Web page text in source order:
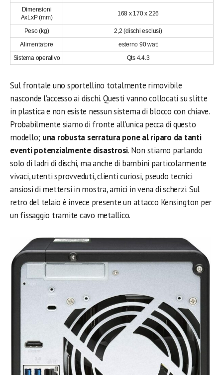
Dimensioni
AxLxP (mm)
168 x 170 x 226
Peso (kg)
2,2 (dischi esclusi)
Alimentatore
esterno 90 watt
Sistema operativo
Qts 4.4.3
Sul frontale uno sportellino totalmente rimovibile
nasconde l’accesso ai dischi. Questi vanno collocati su slitte
in plastica e non esiste nessun sistema di blocco con chiave.
Probabilmente siamo di fronte all’unica pecca di questo
modello; una robusta serratura pone al riparo da tanti
eventi potenzialmente disastrosi. Non stiamo parlando
solo di ladri di dischi, ma anche di bambini particolarmente
vivaci, utenti sprovveduti, clienti curiosi, pseudo tecnici
ansiosi di mettersi in mostra, amici in vena di scherzi. Sul
retro del telaio è invece presente un attacco Kensington per
un fissaggio tramite cavo metallico.